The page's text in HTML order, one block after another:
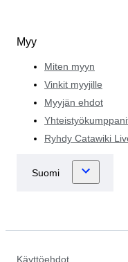
Myy
Miten myyn
Vinkit myyjille
Myyjän ehdot
Ryhdy Catawiki
Käyttöehdot